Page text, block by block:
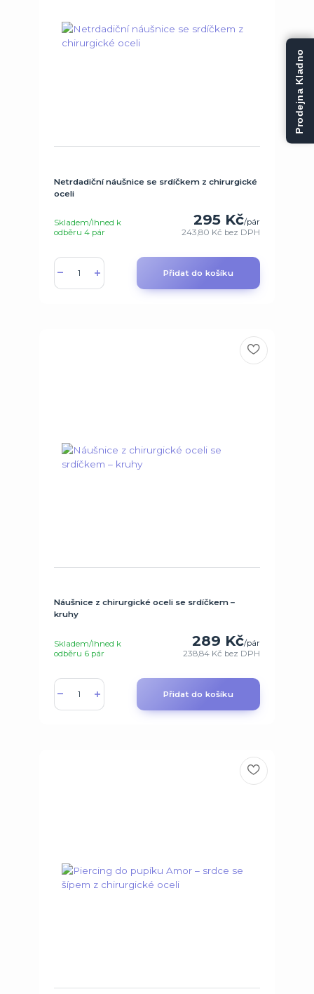
Netrdadiční náušnice se srdíčkem z chirurgické
oceli
295 Kč/pár
243,80 Kč bez DPH
Skladem/Ihned k
odběru 4 pár
Přidat do košíku
Náušnice z chirurgické oceli se srdíčkem –
kruhy
289 Kč/pár
238,84 Kč bez DPH
Skladem/Ihned k
odběru 6 pár
Přidat do košíku
Prodejna Kladno